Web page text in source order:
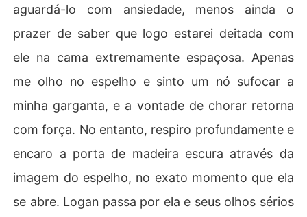
aguardá-lo com ansiedade, menos ainda o
prazer de saber que logo estarei deitada com
ele na cama extremamente espaçosa. Apenas
me olho no espelho e sinto um nó sufocar a
minha garganta, e a vontade de chorar retorna
com força. No entanto, respiro profundamente e
encaro a porta de madeira escura através da
imagem do espelho, no exato momento que ela
se abre. Logan passa por ela e seus olhos sérios